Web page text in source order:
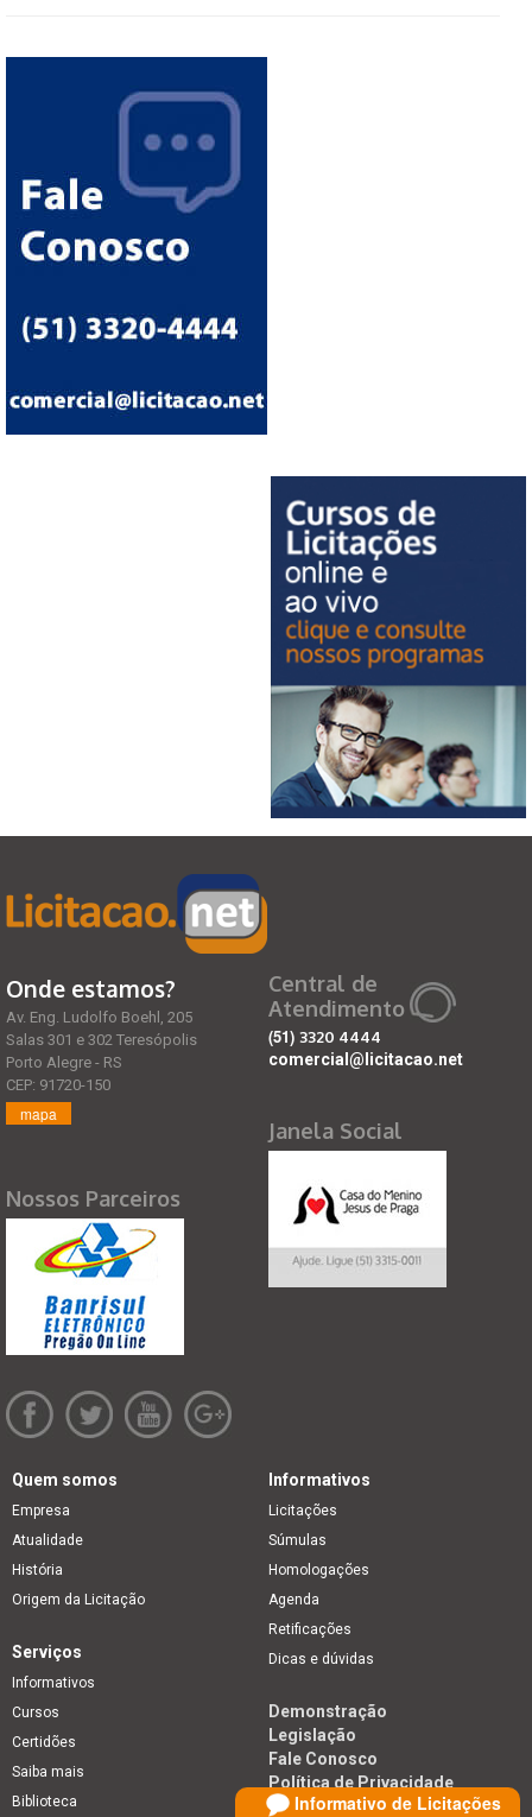
Informativo de Licitações
Onde estamos?
Av. Eng. Ludolfo Boehl, 205
Salas 301 e 302 Teresópolis
Porto Alegre - RS
CEP: 91720-150
mapa
Nossos Parceiros
Central de
Atendimento
(51) 3320 4444
comercial@licitacao.net
Janela Social
Quem somos
Empresa
Atualidade
História
Origem da Licitação
Informativos
Licitações
Súmulas
Homologações
Agenda
Retificações
Dicas e dúvidas
Serviços
Informativos
Cursos
Certidões
Saiba mais
Biblioteca
Demonstração
Legislação
Fale Conosco
Política de Privacidade